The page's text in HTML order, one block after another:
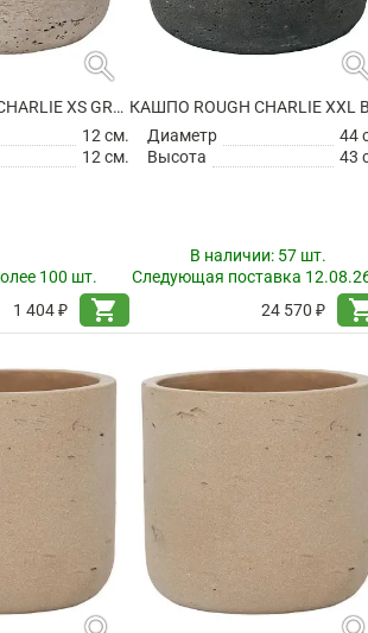
search
КАШПО ROUGH CHARLIE XS GREY WASHED
12 см.
12 см.
100 шт.
1 404 ₽
shopping_cart
Диаметр
44
Высота
43
В наличии: 57 шт.
Следующая поставка
24 570 ₽